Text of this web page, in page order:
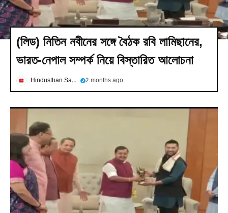
(লিড) নিতিন নবীনের সঙ্গে বৈঠক রবি লামিছানের,
ভারত-নেপাল সম্পর্ক নিয়ে বিস্তারিত আলোচনা
Hindusthan Samachar 2 months ago